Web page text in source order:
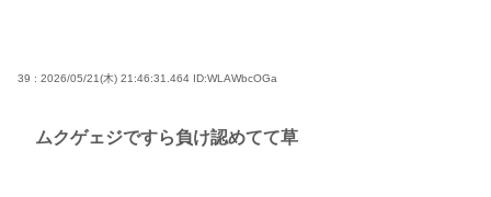
39 : 2026/05/21(木) 21:46:31.464 ID:WLAWbcOGa
ムクゲェジですら負け認めてて草